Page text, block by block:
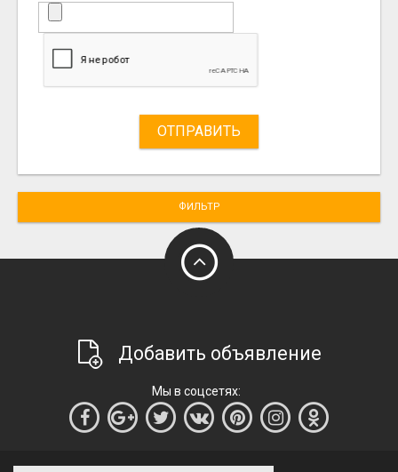
ОТПРАВИТЬ
ФИЛЬТР
Добавить объявление
Мы в соцсетях: